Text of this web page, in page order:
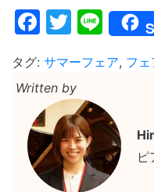
Line
タグ: サマーフェア, フェ
Written by
ピ